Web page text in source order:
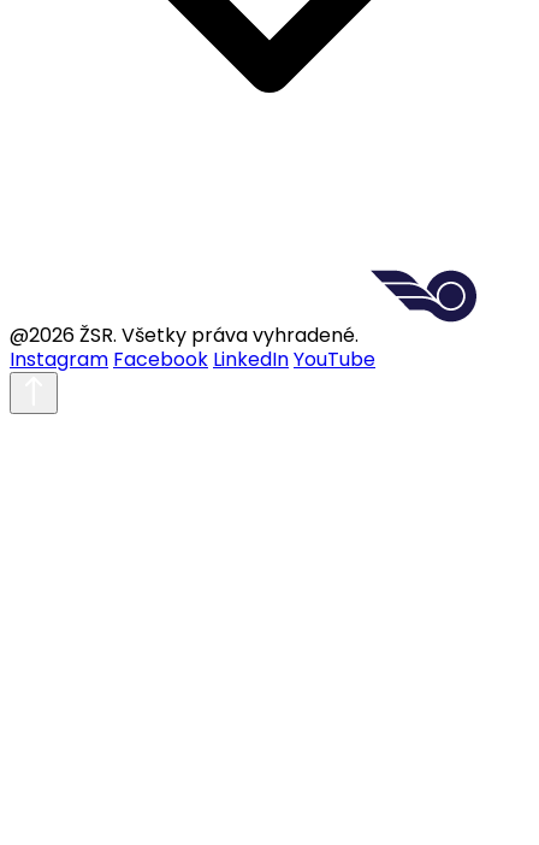
@2026 ŽSR. Všetky práva vyhradené.
Instagram Facebook LinkedInYouTube